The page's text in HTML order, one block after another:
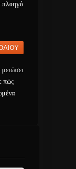
πλοηγό
πώς